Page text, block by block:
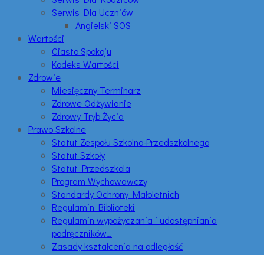
Serwis Dla Uczniów
Angielski SOS
Wartości
Ciasto Spokoju
Kodeks Wartości
Zdrowie
Miesięczny Terminarz
Zdrowe Odżywianie
Zdrowy Tryb Życia
Prawo Szkolne
Statut Zespołu Szkolno-Przedszkolnego
Statut Szkoły
Statut Przedszkola
Program Wychowawczy
Standardy Ochrony Małoletnich
Regulamin Biblioteki
Regulamin wypożyczania i udostępniania
podręczników…
Zasady kształcenia na odległość